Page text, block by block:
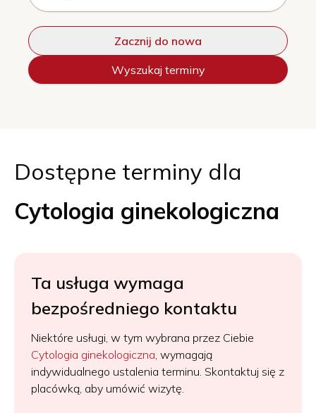
Zacznij do nowa
Wyszukaj terminy
Dostępne terminy dla
Cytologia ginekologiczna
Ta usługa wymaga
bezpośredniego kontaktu
Niektóre usługi, w tym wybrana przez Ciebie
Cytologia ginekologiczna, wymagają
indywidualnego ustalenia terminu. Skontaktuj się z
placówką, aby umówić wizytę.